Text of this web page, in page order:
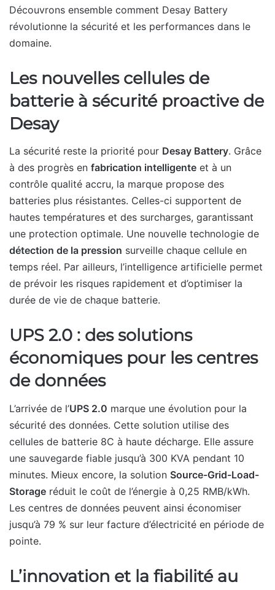
Découvrons ensemble comment Desay Battery
révolutionne la sécurité et les performances dans le
domaine.
Les nouvelles cellules de
batterie à sécurité proactive de
Desay
La sécurité reste la priorité pour Desay Battery. Grâce
à des progrès en fabrication intelligente et à un
contrôle qualité accru, la marque propose des
batteries plus résistantes. Celles-ci supportent de
hautes températures et des surcharges, garantissant
une protection optimale. Une nouvelle technologie de
détection de la pression surveille chaque cellule en
temps réel. Par ailleurs, l’intelligence artificielle permet
de prévoir les risques rapidement et d’optimiser la
durée de vie de chaque batterie.
UPS 2.0 : des solutions
économiques pour les centres
de données
L’arrivée de l’UPS 2.0 marque une évolution pour la
sécurité des données. Cette solution utilise des
cellules de batterie 8C à haute décharge. Elle assure
une sauvegarde fiable jusqu’à 300 KVA pendant 10
minutes. Mieux encore, la solution Source-Grid-Load-
Storage réduit le coût de l’énergie à 0,25 RMB/kWh.
Les centres de données peuvent ainsi économiser
jusqu’à 79 % sur leur facture d’électricité en période de
pointe.
L’innovation et la fiabilité au